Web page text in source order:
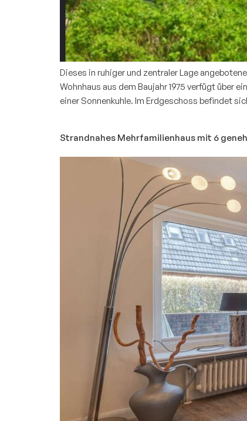
Dieses in ruhiger und zentraler Lage
Wohnhaus aus dem Baujahr 1975 verfügt über
einer Sonnenkuhle. Im Erdgeschoss befindet
Strandnahes Mehrfamilienhaus mit 6